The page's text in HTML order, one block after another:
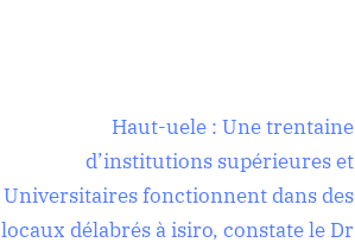
N
e
x
t
Haut-uele : Une trentaine
d’institutions supérieures et
Universitaires fonctionnent dans des
locaux délabrés à isiro, constate le Dr